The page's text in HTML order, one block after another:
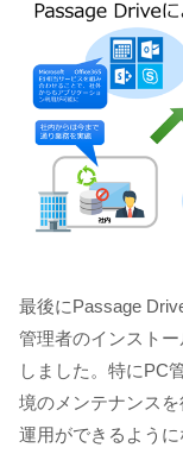
最後にPassage
管理者のインスト
しました。特にPC
境のメンテナンス
運用ができるように